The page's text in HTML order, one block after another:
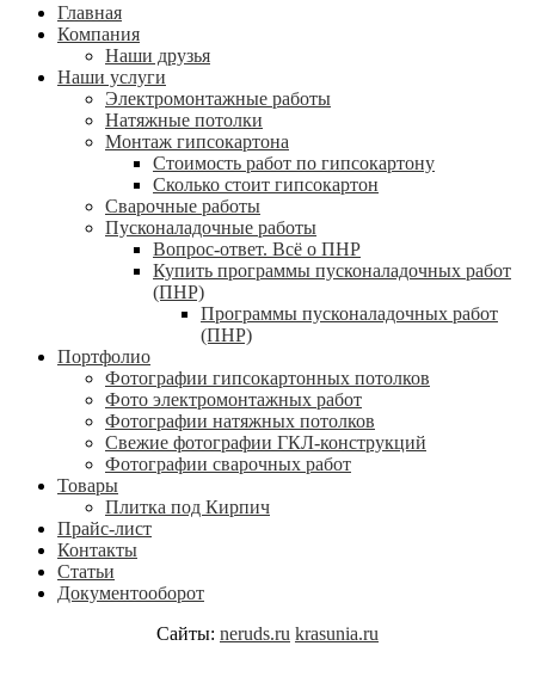
Главная
Компания
Наши друзья
Наши услуги
Электромонтажные работы
Натяжные потолки
Монтаж гипсокартона
Стоимость работ по гипсокартону
Сколько стоит гипсокартон
Сварочные работы
Пусконаладочные работы
Вопрос-ответ. Всё о ПНР
Купить программы пусконаладочных работ
(ПНР)
Программы пусконаладочных работ
(ПНР)
Портфолио
Фотографии гипсокартонных потолков
Фото электромонтажных работ
Фотографии натяжных потолков
Свежие фотографии ГКЛ-конструкций
Фотографии сварочных работ
Товары
Плитка под Кирпич
Прайс-лист
Контакты
Статьи
Документооборот
Сайты: neruds.ru krasunia.ru